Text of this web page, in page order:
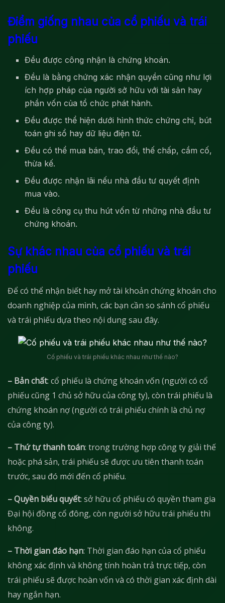
Điểm giống nhau của cổ phiếu và trái
phiếu
Đều được công nhận là chứng khoán.
Đều là bằng chứng xác nhận quyền cũng như lợi
ích hợp pháp của người sở hữu với tài sản hay
phần vốn của tổ chức phát hành.
Đều được thể hiện dưới hình thức chứng chỉ, bút
toán ghi sổ hay dữ liệu điện tử.
Đều có thể mua bán, trao đổi, thế chấp, cầm cố,
thừa kế.
Đều được nhận lãi nếu nhà đầu tư quyết định
mua vào.
Đều là công cụ thu hút vốn từ những nhà đầu tư
chứng khoán.
Sự khác nhau của cổ phiếu và trái
phiếu
Để có thể nhận biết hay mở tài khoản chứng khoán cho
doanh nghiệp của mình, các bạn cần so sánh cổ phiếu
và trái phiếu dựa theo nội dung sau đây.
Cố phiếu và trái phiếu khác nhau như thế nào?
– Bản chất: cổ phiếu là chứng khoán vốn (người có cổ
phiếu cũng 1 chủ sở hữu của công ty), còn trái phiếu là
chứng khoán nợ (người có trái phiếu chính là chủ nợ
của công ty).
– Thứ tự thanh toán: trong trường hợp công ty giải thế
hoặc phá sản, trái phiếu sẽ được ưu tiên thanh toán
trước, sau đó mới đến cổ phiếu.
– Quyền biểu quyết: sở hữu cổ phiếu có quyền tham gia
Đại hội đồng cổ đông, còn người sở hữu trái phiếu thì
không.
– Thời gian đáo hạn: Thời gian đáo hạn của cổ phiếu
không xác định và không tính hoàn trả trực tiếp, còn
trái phiếu sẽ được hoàn vốn và có thời gian xác định dài
hay ngắn hạn.